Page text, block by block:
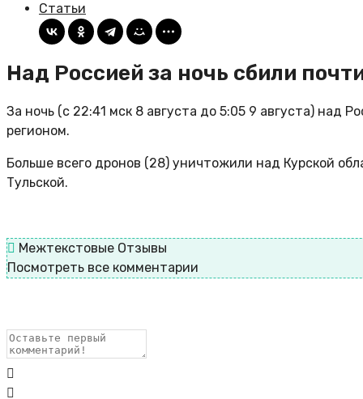
Статьи
Над Россией за ночь сбили
За ночь (с 22:41 мск 8 августа до 5:05 9 августа) над
регионом.
Больше всего дронов (28) уничтожили над Курской
Тульской.
Межтекстовые Отзывы
Посмотреть все комментарии